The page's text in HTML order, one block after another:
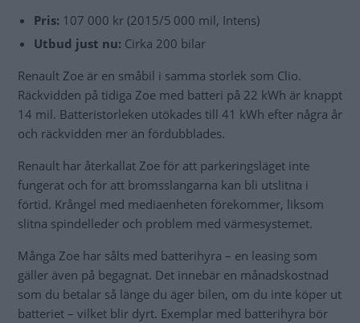
Pris: 107 000 kr (2015/5 000 mil, Intens)
Utbud just nu: Cirka 200 bilar
Renault Zoe är en småbil i samma storlek som Clio.
Räckvidden på tidiga Zoe med batteri på 22 kWh är knappt
14 mil. Batteristorleken utökades till 41 kWh efter några år
och räckvidden mer än fördubblades.
Renault har återkallat Zoe för att parkeringsläget inte
fungerat och för att bromsslangarna kan bli utslitna i
förtid. Krångel med mediaenheten förekommer, liksom
slitna spindelleder och problem med värmesystemet.
Många Zoe har sålts med batterihyra – en leasing som
gäller även på begagnat. Det innebär en månadskostnad
som du betalar så länge du äger bilen, om du inte köper ut
batteriet – vilket blir dyrt. Exemplar med batterihyra bör